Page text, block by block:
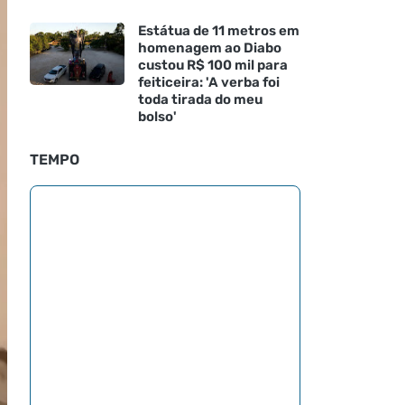
Estátua de 11 metros em
homenagem ao Diabo
custou R$ 100 mil para
feiticeira: 'A verba foi
toda tirada do meu
bolso'
TEMPO